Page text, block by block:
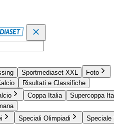
Sportmediaset XXL
Foto
Risultati e Classifiche
Coppa Italia Supercoppa
Speciali Olimpiadi Speciale